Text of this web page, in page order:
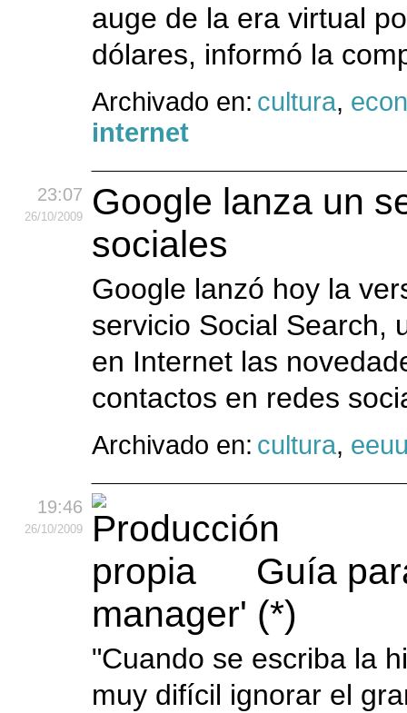
auge de la era virtual
dólares, informó la
Archivado en: cultura,
internet
23:07
26/10/2009
Google lanza un
sociales
Google lanzó hoy la
servicio Social Search,
en Internet las
contactos en redes
Archivado en: cultura,
19:46
26/10/2009
Guía
manager' (*)
"Cuando se escriba la
muy difícil ignorar el